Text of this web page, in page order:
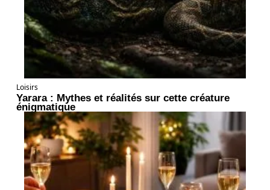
Loisirs
Yarara : Mythes et réalités sur cette créature
énigmatique